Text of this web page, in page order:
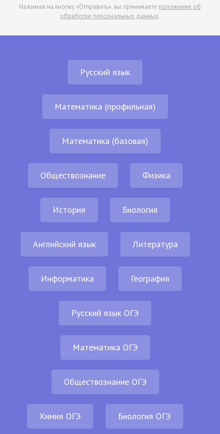
Нажимая на кнопку «Отправить», вы принимаете положение об
обработке персональных данных.
Русский язык
Математика (профильная)
Математика (базовая)
Обществознание Физика
История Биология
Английский язык Литература
Информатика География
Русский язык ОГЭ
Математика ОГЭ
Обществознание ОГЭ
Химия ОГЭ Биология ОГЭ